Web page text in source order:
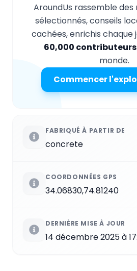
AroundUs rassemble des
sélectionnés, conseils
cachées, enrichis chaque
60,000 contributeurs
monde.
Commencer
FABRIQUÉ À PARTIR DE
concrete
COORDONNÉES GPS
34.06830,74.81240
DERNIÈRE MISE À JOUR
14 décembre 2025 à